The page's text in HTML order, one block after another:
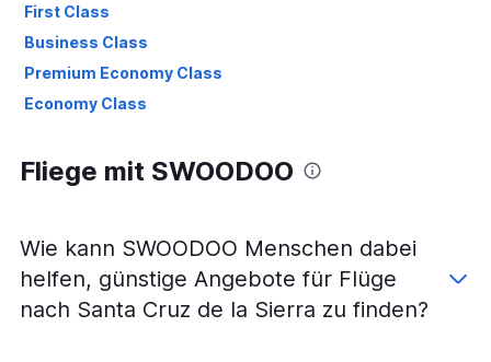
First Class
Business Class
Premium Economy Class
Economy Class
Fliege mit SWOODOO
Wie kann SWOODOO Menschen dabei
helfen, günstige Angebote für Flüge
nach Santa Cruz de la Sierra zu finden?